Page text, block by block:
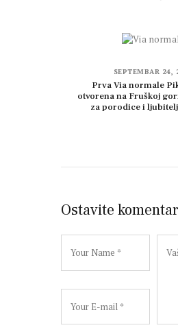
SEPTEMBAR 24,
Prva Via normale
otvorena na Fruškoj
za porodice i
Ostavite komentar